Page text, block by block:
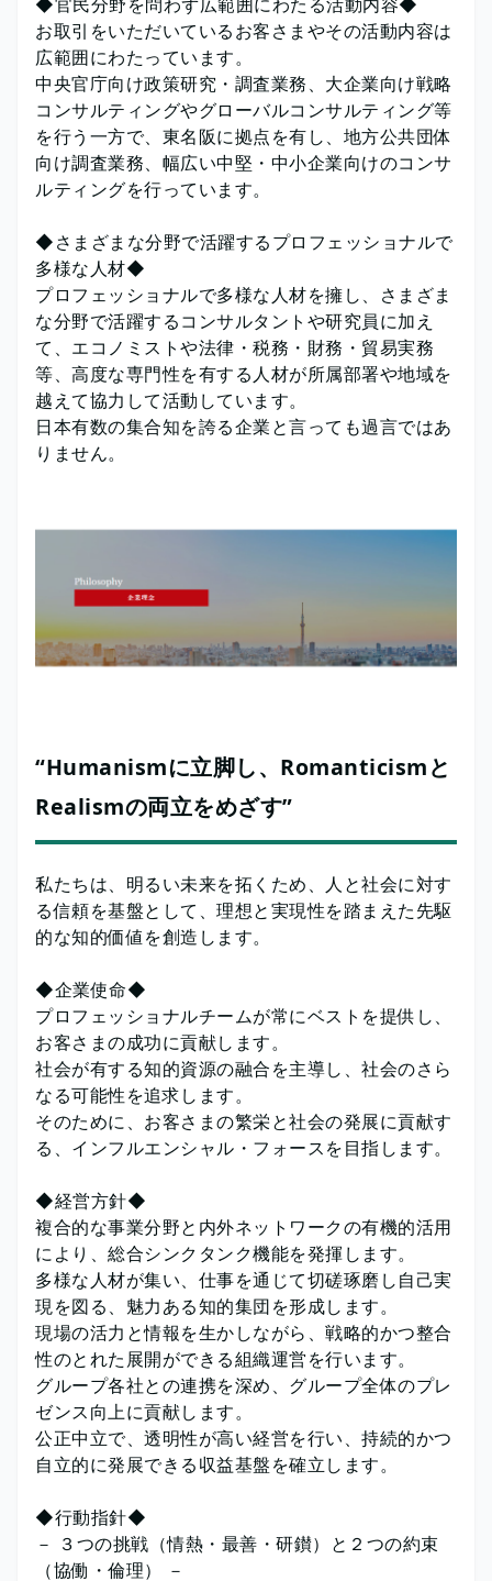
お取引をいただいているお客さまやその活動内容は
広範囲にわたっています。
中央官庁向け政策研究・調査業務、大企業向け戦略
コンサルティングやグローバルコンサルティング等
を行う一方で、東名阪に拠点を有し、地方公共団体
向け調査業務、幅広い中堅・中小企業向けのコンサ
ルティングを行っています。
◆さまざまな分野で活躍するプロフェッショナルで
多様な人材◆
プロフェッショナルで多様な人材を擁し、さまざま
な分野で活躍するコンサルタントや研究員に加え
て、エコノミストや法律・税務・財務・貿易実務
等、高度な専門性を有する人材が所属部署や地域を
越えて協力して活動しています。
日本有数の集合知を誇る企業と言っても過言ではあ
りません。
“Humanismに立脚し、Romanticismと
Realismの両立をめざす”
私たちは、明るい未来を拓くため、人と社会に対す
る信頼を基盤として、理想と実現性を踏まえた先駆
的な知的価値を創造します。
◆企業使命◆
プロフェッショナルチームが常にベストを提供し、
お客さまの成功に貢献します。
社会が有する知的資源の融合を主導し、社会のさら
なる可能性を追求します。
そのために、お客さまの繁栄と社会の発展に貢献す
る、インフルエンシャル・フォースを目指します。
◆経営方針◆
複合的な事業分野と内外ネットワークの有機的活用
により、総合シンクタンク機能を発揮します。
多様な人材が集い、仕事を通じて切磋琢磨し自己実
現を図る、魅力ある知的集団を形成します。
現場の活力と情報を生かしながら、戦略的かつ整合
性のとれた展開ができる組織運営を行います。
グループ各社との連携を深め、グループ全体のプレ
ゼンス向上に貢献します。
公正中立で、透明性が高い経営を行い、持続的かつ
自立的に発展できる収益基盤を確立します。
◆行動指針◆
－ ３つの挑戦（情熱・最善・研鑚）と２つの約束
（協働・倫理） －